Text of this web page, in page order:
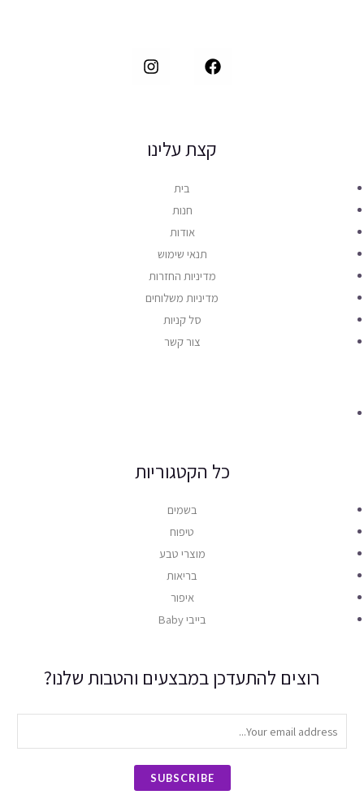
קצת עלינו
בית
חנות
אודות
תנאי שימוש
מדיניות החזרות
מדיניות משלוחים
סל קניות
צור קשר
כל הקטגוריות
בשמים
טיפוח
מוצרי טבע
בריאות
איפור
בייבי Baby
רוצים להתעדכן במבצעים והטבות שלנו?
SUBSCRIBE